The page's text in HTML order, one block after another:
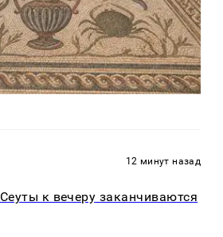
12 минут назад
к вечеру заканчиваются